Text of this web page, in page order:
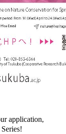
application,